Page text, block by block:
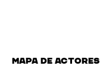
Mapa de